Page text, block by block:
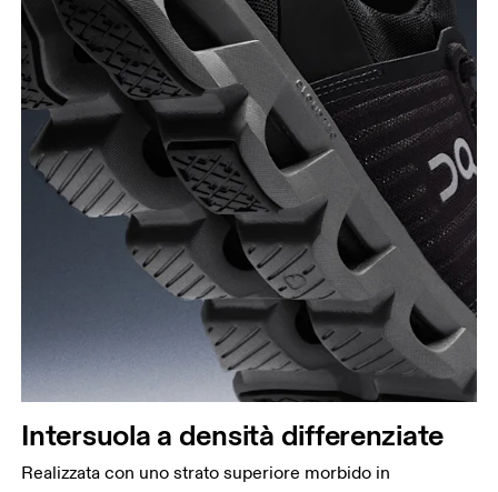
Intersuola a densità differenziate
Realizzata con uno strato superiore morbido in